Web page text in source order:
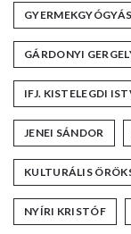
GÁRDONYI
IFJ. KISTELEGDI
JENEI SÁNDOR
KULTURÁLIS
NYÍRI KRISTÓF